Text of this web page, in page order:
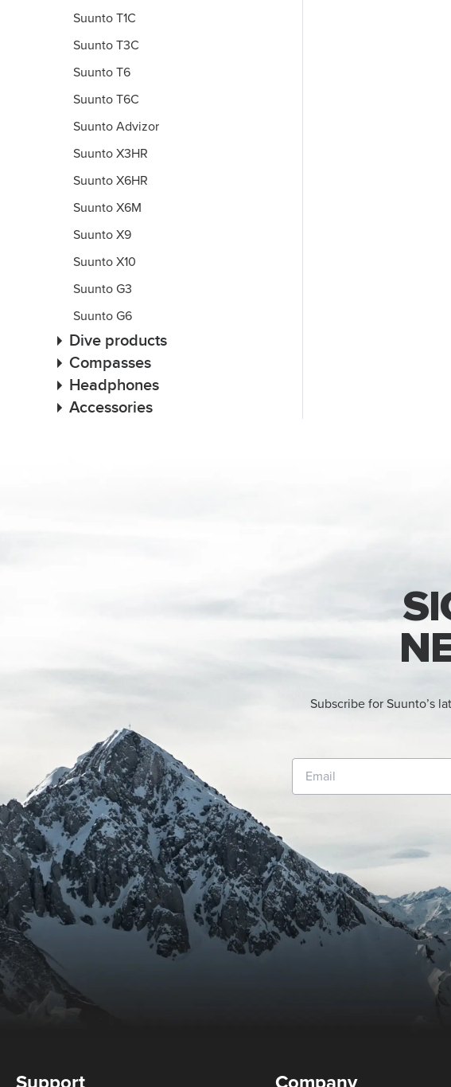
Suunto T1C
Suunto T3C
Suunto T6
Suunto T6C
Suunto Advizor
Suunto X3HR
Suunto X6HR
Suunto X6M
Suunto X9
Suunto X10
Suunto G3
Suunto G6
Dive products
Compasses
Headphones
Accessories
Subscribe for Suunto’s
Support Company